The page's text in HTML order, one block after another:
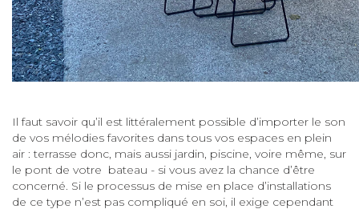
Il faut savoir qu’il est littéralement possible d’importer le son
de vos mélodies favorites dans tous vos espaces en plein
air : terrasse donc, mais aussi jardin, piscine, voire même, sur
le pont de votre bateau - si vous avez la chance d’être
concerné. Si le processus de mise en place d’installations
de ce type n’est pas compliqué en soi, il exige cependant